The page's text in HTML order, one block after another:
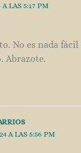
LAS 5:17 PM
No es nada
Abrazote.
A LAS 5:56 PM